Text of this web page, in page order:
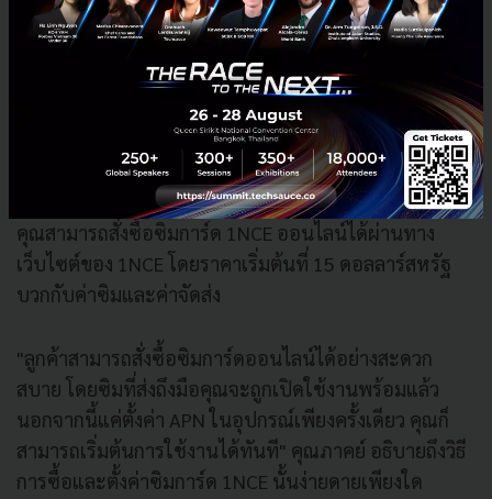
"เราคือบริษัทในเครือของ SoftBank Corp.ในประเทศไทย
ที่รับผิดชอบด้านการจำหน่ายบริการของ 1NCE เราทำงาน
อย่างใกล้ชิดกับ1NCE เพื่อขยายการเข้าถึงตลาดและ
ให้การสนับสนุนที่เข้าถึงได้ง่ายในท้องถิ่น" คุณภาคย์ คง
นันทะ ผู้จัดการฝ่ายขาย บริษัท SB Telecom (Thailand)
Co., Ltd. กล่าว
คุณสามารถสั่งซื้อซิมการ์ด 1NCE ออนไลน์ได้ผ่านทาง
เว็บไซต์ของ 1NCE โดยราคาเริ่มต้นที่ 15 ดอลลาร์สหรัฐ
บวกกับค่าซิมและค่าจัดส่ง
"ลูกค้าสามารถสั่งซื้อซิมการ์ดออนไลน์ได้อย่างสะดวก
สบาย โดยซิมที่ส่งถึงมือคุณจะถูกเปิดใช้งานพร้อมแล้ว
นอกจากนี้แค่ตั้งค่า APN ในอุปกรณ์เพียงครั้งเดียว คุณก็
สามารถเริ่มต้นการใช้งานได้ทันที" คุณภาคย์ อธิบายถึงวิธี
การซื้อและตั้งค่าซิมการ์ด 1NCE นั้นง่ายดายเพียงใด